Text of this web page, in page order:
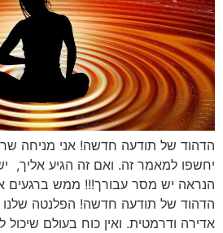
הדהוד של תודעה חדשה! אני מניחה
יחשפו למאמר זה. ואם זה הגיע אליך,
הנראה יש מסר עבורך!!! ממש ברגעים
הדהוד של תודעה חדשה! הפלנטה שלנו
אדירה ודרמטית. ואין כוח בעולם